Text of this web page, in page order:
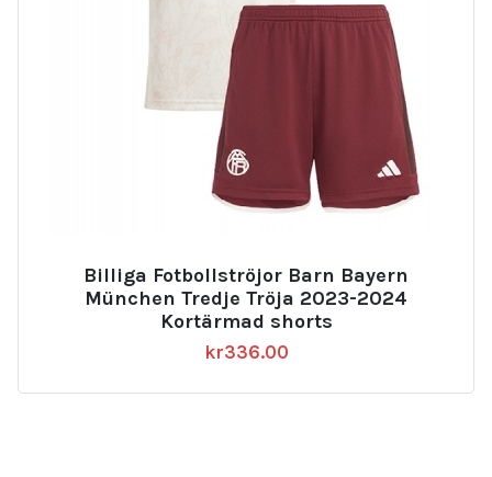
Billiga Fotbollströjor Barn Bayern
München Tredje Tröja 2023-2024
Kortärmad shorts
kr336.00